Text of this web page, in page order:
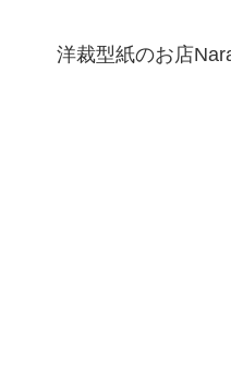
洋裁型紙のお店